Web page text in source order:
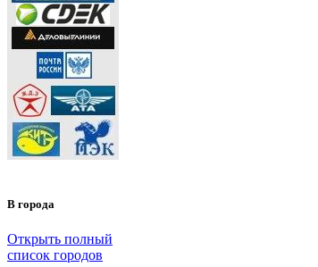
В города
Открыть полный
список городов